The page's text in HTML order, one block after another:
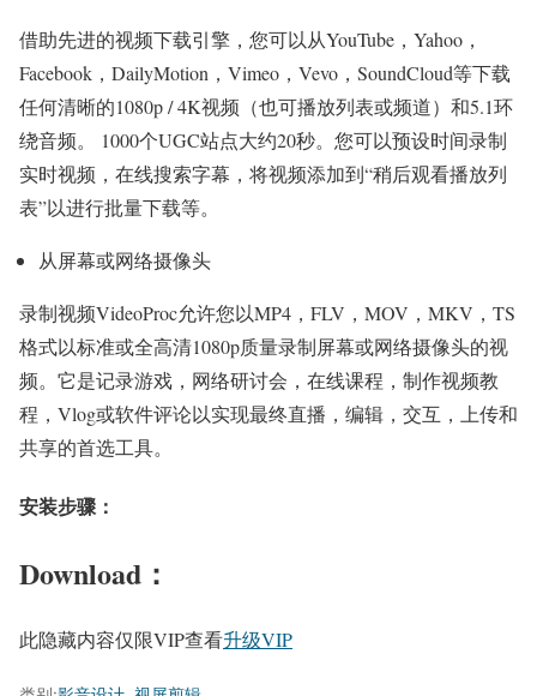
借助先进的视频下载引擎，您可以从YouTube，Yahoo，
Facebook，DailyMotion，Vimeo，Vevo，SoundCloud等下载
任何清晰的1080p / 4K视频（也可播放列表或频道）和5.1环
绕音频。 1000个UGC站点大约20秒。您可以预设时间录制
实时视频，在线搜索字幕，将视频添加到“稍后观看播放列
表”以进行批量下载等。
从屏幕或网络摄像头
录制视频VideoProc允许您以MP4，FLV，MOV，MKV，TS
格式以标准或全高清1080p质量录制屏幕或网络摄像头的视
频。它是记录游戏，网络研讨会，在线课程，制作视频教
程，Vlog或软件评论以实现最终直播，编辑，交互，上传和
共享的首选工具。
安装步骤：
Download：
此隐藏内容仅限VIP查看升级VIP